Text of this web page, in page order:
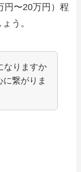
円〜20万円）程
う。
なりますか
に繋がりま